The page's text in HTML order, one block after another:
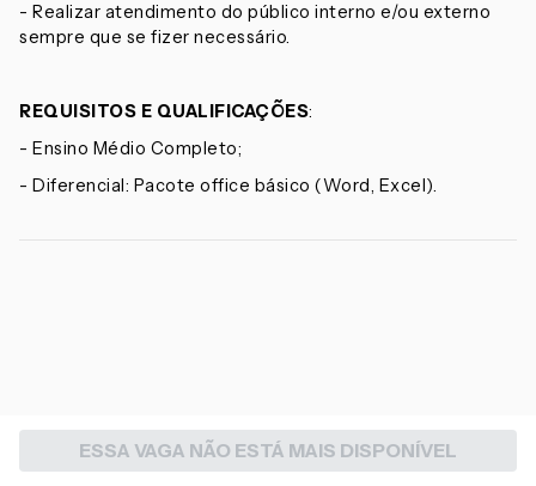
- Realizar atendimento do público interno e/ou externo
sempre que se fizer necessário.
REQUISITOS E QUALIFICAÇÕES:
- Ensino Médio Completo;
- Diferencial: Pacote office básico (Word, Excel).
ESSA VAGA NÃO ESTÁ MAIS DISPONÍVEL